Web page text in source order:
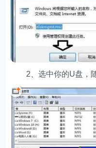
2、选中你的U盘，随